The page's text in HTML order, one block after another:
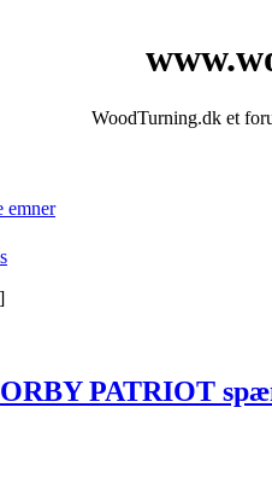
WoodTurning.dk et
emner
]
PATRIOT